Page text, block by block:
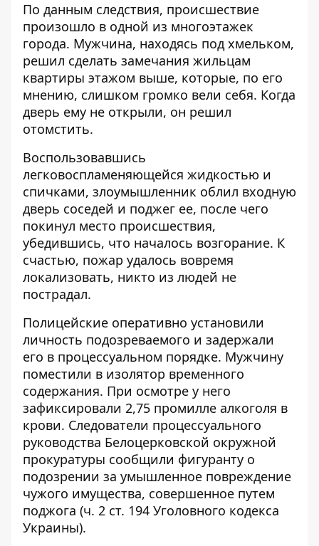
По данным следствия, происшествие
произошло в одной из многоэтажек
города. Мужчина, находясь под хмельком,
решил сделать замечания жильцам
квартиры этажом выше, которые, по его
мнению, слишком громко вели себя. Когда
дверь ему не открыли, он решил
отомстить.
Воспользовавшись
легковоспламеняющейся жидкостью и
спичками, злоумышленник облил входную
дверь соседей и поджег ее, после чего
покинул место происшествия,
убедившись, что началось возгорание. К
счастью, пожар удалось вовремя
локализовать, никто из людей не
пострадал.
Полицейские оперативно установили
личность подозреваемого и задержали
его в процессуальном порядке. Мужчину
поместили в изолятор временного
содержания. При осмотре у него
зафиксировали 2,75 промилле алкоголя в
крови. Следователи процессуального
руководства Белоцерковской окружной
прокуратуры сообщили фигуранту о
подозрении за умышленное повреждение
чужого имущества, совершенное путем
поджога (ч. 2 ст. 194 Уголовного кодекса
Украины).